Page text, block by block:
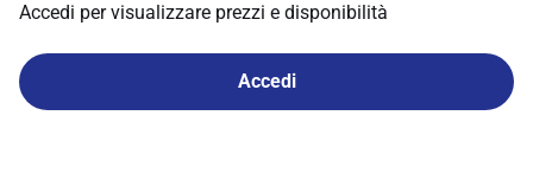
Accedi per visualizzare prezzi e disponibilità
Accedi